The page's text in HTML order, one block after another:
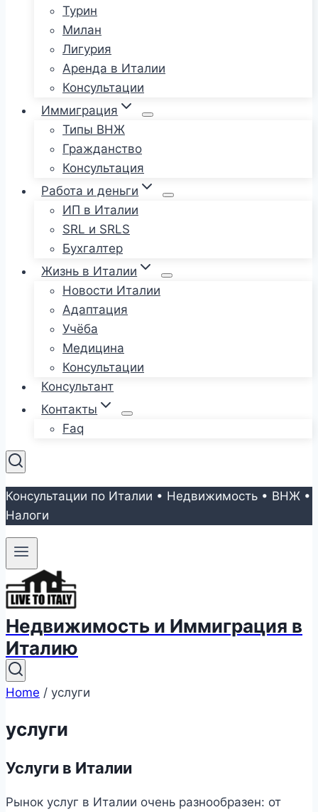
Турин
Милан
Лигурия
Аренда в Италии
Консультации
Иммиграция
Типы ВНЖ
Гражданство
Консультация
Работа и деньги
ИП в Италии
SRL и SRLS
Бухгалтер
Жизнь в Италии
Новости Италии
Адаптация
Учёба
Медицина
Консультации
Консультант
Контакты
Faq
Консультации по Италии • Недвижимость • ВНЖ •
Налоги
Недвижимость и Иммиграция в
Италию
Home / услуги
услуги
Услуги в Италии
Рынок услуг в Италии очень разнообразен: от